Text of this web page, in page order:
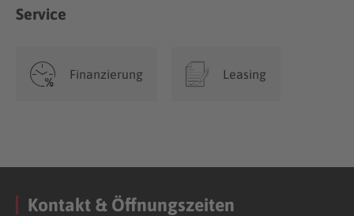
Service
Finanzierung Leasing
Kontakt & Öffnungszeiten